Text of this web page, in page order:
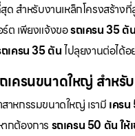
ด สำหรับงานเหล็กโครงสร้างที่
ต เพียงแจ้งขอรถเครน 35 ตั
ถเครน 35 ตันไปลุยงานต่อได้
เครนขนาดใหญ่ สำหรับ
าหกรรมขนาดใหญ่ เรามี เคร
กต้องการ รถเครน 50 ตัน ให้